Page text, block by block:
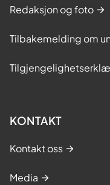
Redaksjon og foto
Tilbakemelding om
KONTAKT
Kontakt oss
Media